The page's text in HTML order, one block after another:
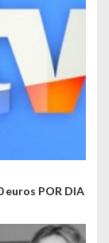
euros POR DIA